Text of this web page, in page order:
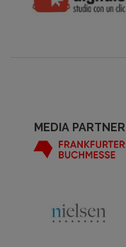
MEDIA PARTNER